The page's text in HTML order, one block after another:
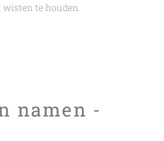
te houden.
namen -